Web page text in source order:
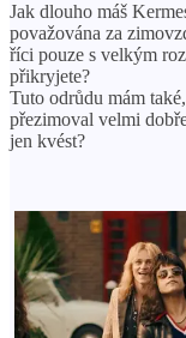
Jak dlouho máš
považována za
říci pouze s velkým
přikryjete?
Tuto odrůdu mám
přezimoval velmi
jen kvést?